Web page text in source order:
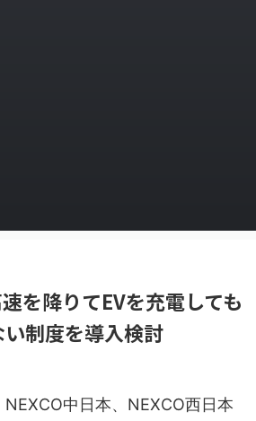
を降りてEVを充電しても
制度を導入検討
中日本、NEXCO西日本